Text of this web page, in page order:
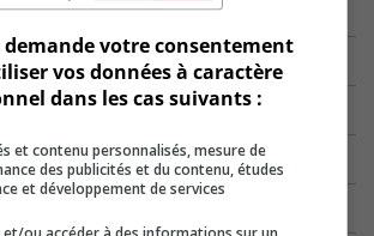
demande votre consentement
vos données à caractère
dans les cas suivants :
et contenu personnalisés, mesure de
des publicités et du contenu, études
et développement de services